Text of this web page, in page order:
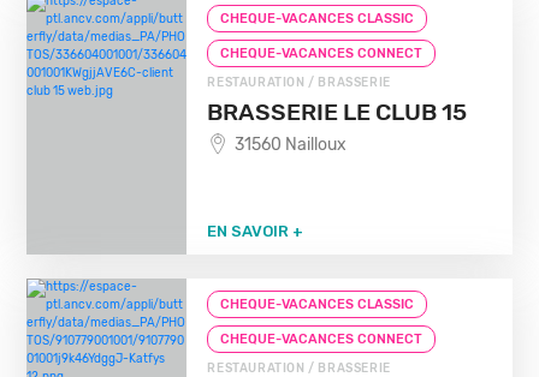
CHEQUE-VACANCES CLASSIC
CHEQUE-VACANCES CONNECT
RESTAURATION / BRASSERIE
BRASSERIE LE CLUB 15
31560 Nailloux
EN SAVOIR +
CHEQUE-VACANCES CLASSIC
CHEQUE-VACANCES CONNECT
RESTAURATION / BRASSERIE